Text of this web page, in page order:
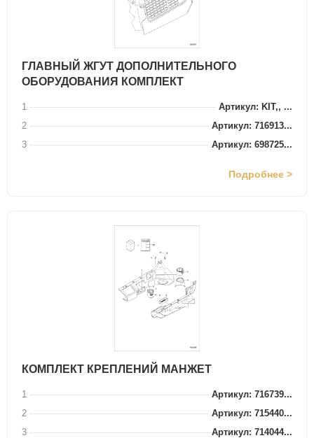
ГЛАВНЫЙ ЖГУТ ДОПОЛНИТЕЛЬНОГО
ОБОРУДОВАНИЯ КОМПЛЕКТ
1
Артикул: KIT,, ...
2
Артикул: 716913...
3
Артикул: 698725...
Подробнее >
КОМПЛЕКТ КРЕПЛЕНИЙ МАНЖЕТ
1
Артикул: 716739...
2
Артикул: 715440...
3
Артикул: 714044...